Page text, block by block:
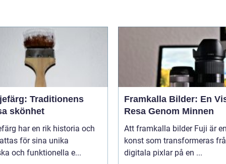
Traditionens
skönhet
har en rik historia och
för sina unika
och funktionella e...
Framkalla Bilder: En
Resa Genom Minnen
Att framkalla bilder Fuji är
konst som transformeras
digitala pixlar på en ...